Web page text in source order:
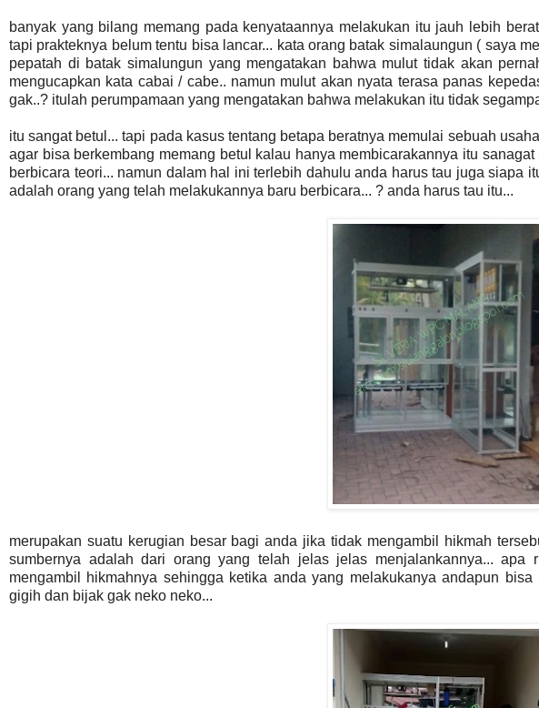
banyak yang bilang memang pada kenyataannya melakukan itu jauh lebih
tapi prakteknya belum tentu bisa lancar... kata orang batak simalaungun ( saya
pepatah di batak simalungun yang mengatakan bahwa mulut tidak akan
mengucapkan kata cabai / cabe.. namun mulut akan nyata terasa panas
gak..? itulah perumpamaan yang mengatakan bahwa melakukan itu tidak
itu sangat betul... tapi pada kasus tentang betapa beratnya memulai sebuah
agar bisa berkembang memang betul kalau hanya membicarakannya itu
berbicara teori... namun dalam hal ini terlebih dahulu anda harus tau juga siapa
adalah orang yang telah melakukannya baru berbicara... ? anda harus tau itu...
merupakan suatu kerugian besar bagi anda jika tidak mengambil hikmah
sumbernya adalah dari orang yang telah jelas jelas menjalankannya...
mengambil hikmahnya sehingga ketika anda yang melakukanya andapun
gigih dan bijak gak neko neko...